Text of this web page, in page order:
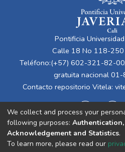
Pontificia
Calle 18 No 118-250
Teléfono:(+57) 602-321-82-
gratuita nacional
Contacto repositorio Vitela:
We collect and process your
following purposes:
Acknowledgement and Statistics.
To learn more, please read our